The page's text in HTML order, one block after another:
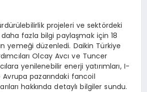
projeleri ve sektördeki
daha fazla bilgi paylaşmak için 18
yemeği düzenledi. Daikin Türkiye
Olcay Avcı ve Tuncer
yenilenebilir enerji yatırımları, I-
Avrupa pazarındaki fancoil
hakkında detaylı bilgiler sundu.